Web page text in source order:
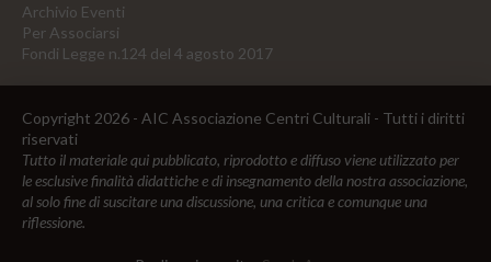
Archivio Eventi
Per Associarsi
Fondi Legge n.124 del 4 agosto 2017
Copyright 2026 - AIC Associazione Centri Culturali - Tutti i diritti
riservati
Tutto il materiale qui pubblicato, riprodotto e diffuso viene utilizzato per
le esclusive finalità didattiche e di insegnamento della nostra associazione,
al solo fine di suscitare una discussione, una critica e comunque una
riflessione.